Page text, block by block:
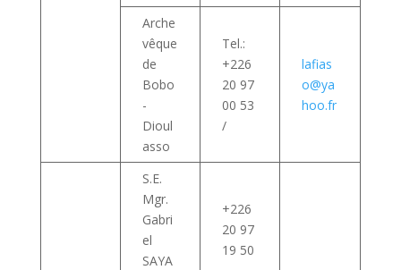
Arche
vêque
de
Bobo
-
Dioul
asso
Tel.:
+226
20 97
00 53
/
lafias
o@ya
hoo.fr
S.E.
Mgr.
Gabri
el
SAYA
+226
20 97
19 50